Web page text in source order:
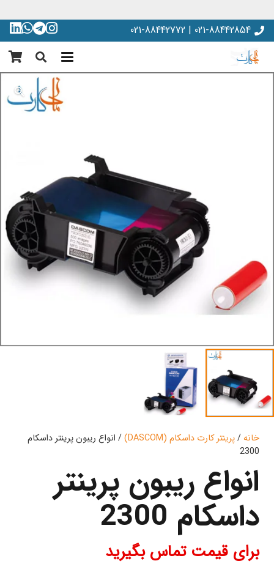
021-88442854 | 021-88442772
خانه/پرینتر کارت داسکام (DASCOM)
/ انواع ریبون پرینتر داسکام
2300
انواع ریبون پرینتر
داسکام 2300
برای قیمت تماس بگیرید